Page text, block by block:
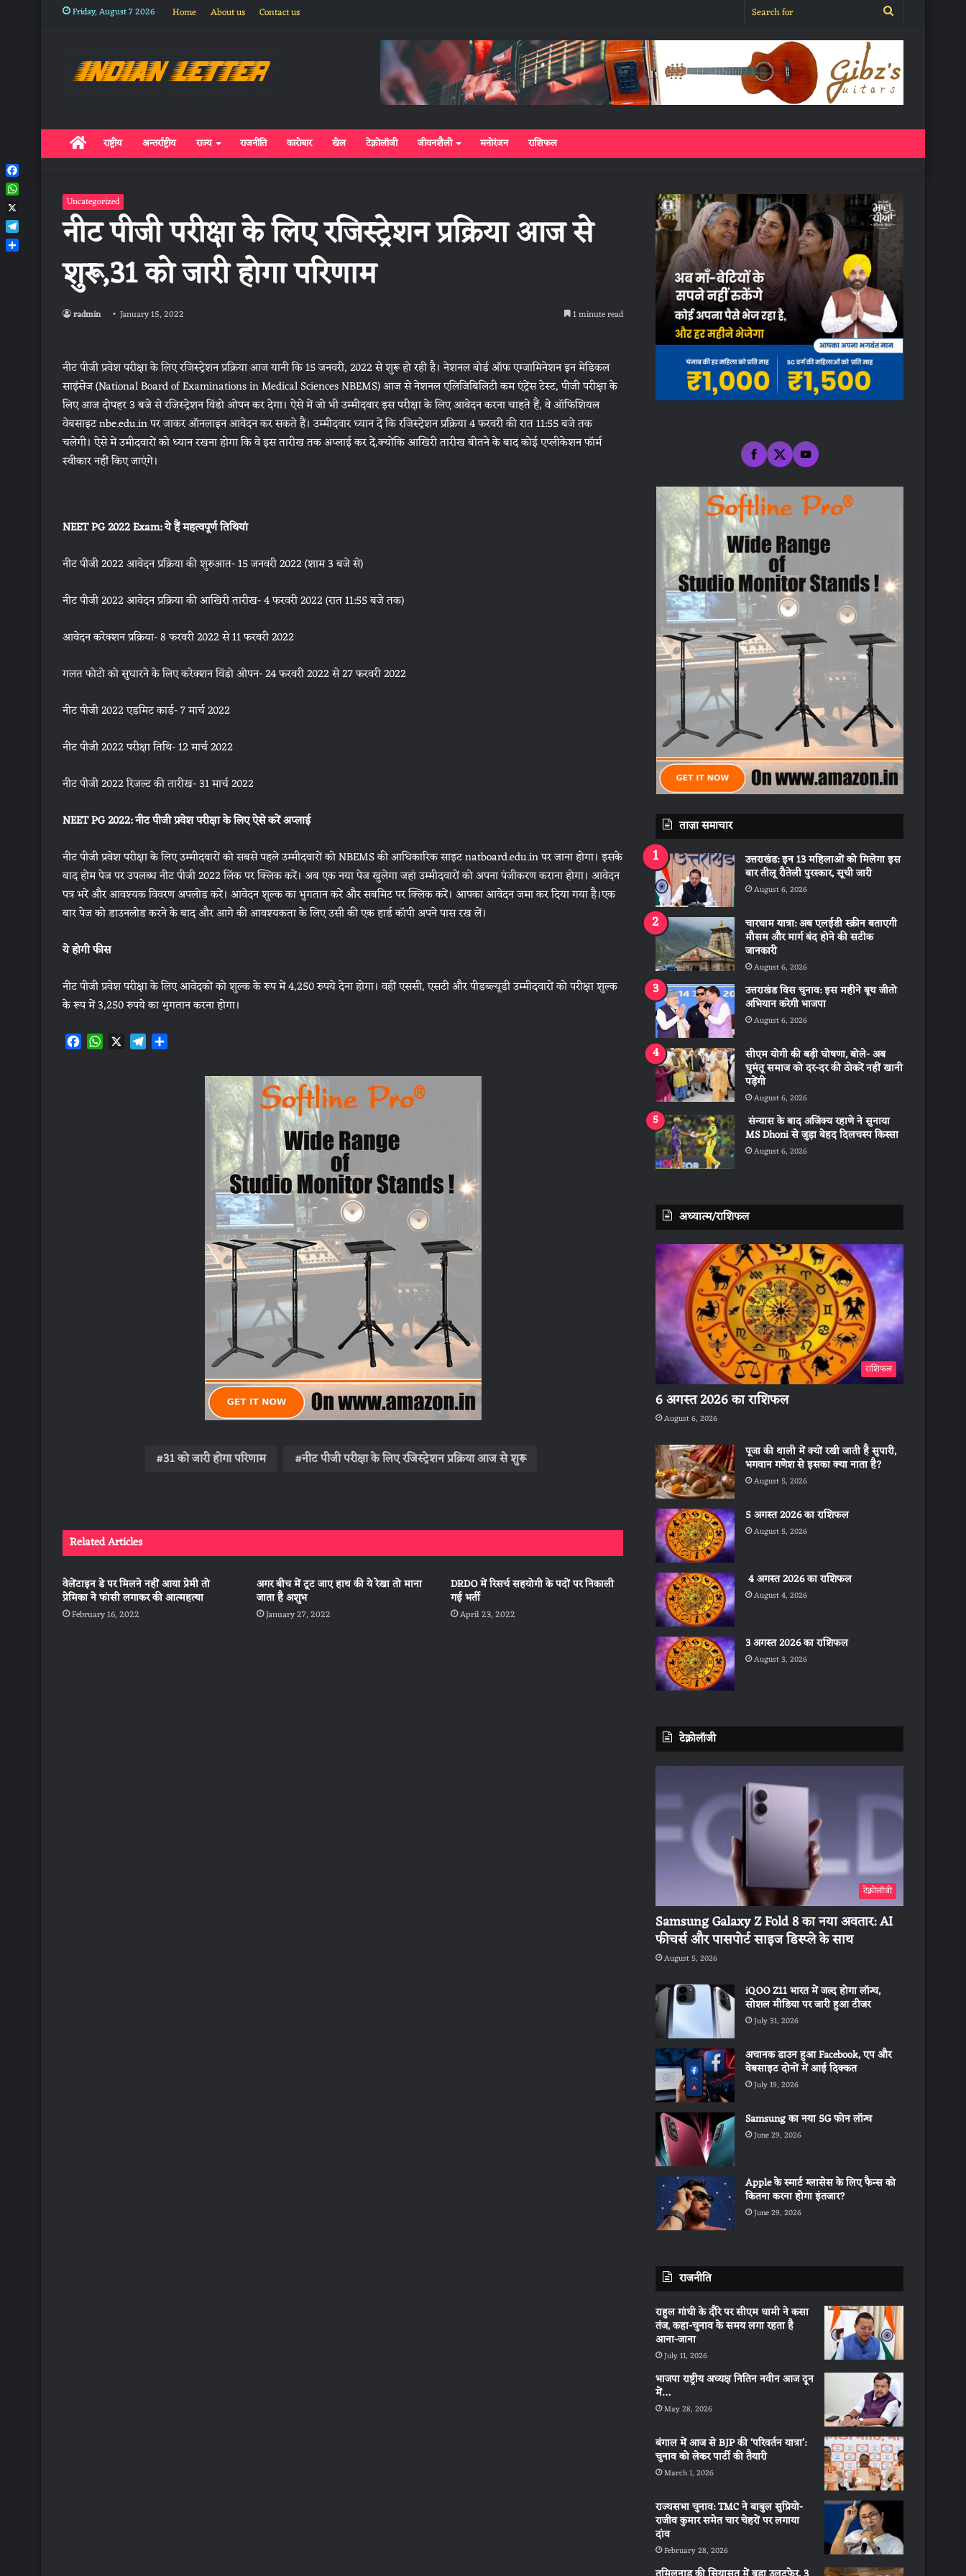
Friday, August 7 2026 Home About us Contact us
Search
for
Homeराष्ट्रीय अन्तर्राष्ट्रीय राज्य राजनीति कारोबार खेल टेक्नोलॉजी जीवनशैली मनोरंजन राशिफल
Uncategorized
नीट पीजी परीक्षा के लिए रजिस्ट्रेशन प्रक्रिया आज से
शुरू,31 को जारी होगा परिणाम
radmin January 15, 2022 1 minute read
नीट पीजी प्रवेश परीक्षा के लिए रजिस्ट्रेशन प्रक्रिया आज यानी कि 15 जनवरी, 2022 से शुरू हो रही है। नेशनल बोर्ड ऑफ एग्जामिनेशन इन मेडिकल
साइंसेज (National Board of Examinations in Medical Sciences NBEMS) आज से नेशनल एलिजिबिलिटी कम एंट्रेंस टेस्ट, पीजी परीक्षा के
लिए आज दोपहर 3 बजे से रजिस्ट्रेशन विंडो ओपन कर देगा। ऐसे में जो भी उम्मीदवार इस परीक्षा के लिए आवेदन करना चाहते हैं, वे ऑफिशियल
वेबसाइट nbe.edu.in पर जाकर ऑनलाइन आवेदन कर सकते हैं। उम्मीदवार ध्यान दें कि रजिस्ट्रेशन प्रक्रिया 4 फरवरी की रात 11:55 बजे तक
चलेगी। ऐसे में उमीदवारों को ध्यान रखना होगा कि वे इस तारीख तक अप्लाई कर दें,क्योंकि आखिरी तारीख बीतने के बाद कोई एप्लीकेशन फॉर्म
स्वीकार नहीं किए जाएंगे।
NEET PG 2022 Exam: ये हैं महत्वपूर्ण तिथियां
नीट पीजी 2022 आवेदन प्रक्रिया की शुरुआत- 15 जनवरी 2022 (शाम 3 बजे से)
नीट पीजी 2022 आवेदन प्रक्रिया की आखिरी तारीख- 4 फरवरी 2022 (रात 11:55 बजे तक)
आवेदन करेक्शन प्रक्रिया- 8 फरवरी 2022 से 11 फरवरी 2022
गलत फोटो को सुधारने के लिए करेक्शन विंडो ओपन- 24 फरवरी 2022 से 27 फरवरी 2022
नीट पीजी 2022 एडमिट कार्ड- 7 मार्च 2022
नीट पीजी 2022 परीक्षा तिथि- 12 मार्च 2022
नीट पीजी 2022 रिजल्ट की तारीख- 31 मार्च 2022
NEET PG 2022: नीट पीजी प्रवेश परीक्षा के लिए ऐसे करें अप्लाई
नीट पीजी प्रवेश परीक्षा के लिए उम्मीदवारों को सबसे पहले उम्मीदवारों को NBEMS की आधिकारिक साइट natboard.edu.in पर जाना होगा। इसके
बाद होम पेज पर उपलब्ध नीट पीजी 2022 लिंक पर क्लिक करें। अब एक नया पेज खुलेगा जहां उम्मीदवारों को अपना पंजीकरण कराना होगा। आवेदन
पत्र भरें और आवश्यक विवरण अपलोड करें। आवेदन शुल्क का भुगतान करें और सबमिट पर क्लिक करें। आपका आवेदन जमा कर दिया गया है।एक
बार पेज को डाउनलोड करने के बाद और आगे की आवश्यकता के लिए उसी की एक हार्ड कॉपी अपने पास रख लें।
ये होगी फीस
नीट पीजी प्रवेश परीक्षा के लिए आवेदकों को शुल्क के रूप में 4,250 रुपये देना होगा। वहीं एससी, एसटी और पीडब्ल्यूडी उम्मीदवारों को परीक्षा शुल्क
के रूप में 3,250 रुपये का भुगतान करना होगा।
F W X T
31 को जारी होगा परिणाम नीट पीजी परीक्षा के लिए रजिस्ट्रेशन प्रक्रिया आज से शुरू
Related Articles
वेलेंटाइन डे पर मिलने नहीं आया प्रेमी तो
प्रेमिका ने फांसी लगाकर की आत्महत्या
February 16, 2022
अगर बीच में टूट जाए हाथ की ये रेखा तो माना
जाता है अशुभ
January 27, 2022
DRDO में रिसर्च सहयोगी के पदों पर निकाली
गई भर्ती
April 23, 2022
ताज़ा समाचार
उत्तराखंड: इन 13 महिलाओं को मिलेगा इस
बार तीलू रौतेली पुरस्कार, सूची जारी
August 6, 2026
चारधाम यात्रा: अब एलईडी स्क्रीन बताएगी
मौसम और मार्ग बंद होने की सटीक
जानकारी
August 6, 2026
उत्तराखंड विस चुनाव: इस महीने बूथ जीतो
अभियान करेगी भाजपा
August 6, 2026
सीएम योगी की बड़ी घोषणा, बोले- अब
घुमंतू समाज को दर-दर की ठोकरें नहीं खानी
पड़ेंगी
August 6, 2026
संन्यास के बाद अजिंक्‍य रहाणे ने सुनाया
MS Dhoni से जुड़ा बेहद दिलचस्प किस्सा
August 6, 2026
अध्यात्म/राशिफल
राशिफल
6 अगस्त 2026 का राशिफल
August 6, 2026
पूजा की थाली में क्यों रखी जाती है सुपारी,
भगवान गणेश से इसका क्या नाता है?
August 5, 2026
5 अगस्त 2026 का राशिफल
August 5, 2026
4 अगस्त 2026 का राशिफल
August 4, 2026
3 अगस्त 2026 का राशिफल
August 3, 2026
टेक्नोलॉजी
टेक्नोलॉजी
Samsung Galaxy Z Fold 8 का नया अवतार: AI
फीचर्स और पासपोर्ट साइज डिस्प्ले के साथ
August 5, 2026
iQOO Z11 भारत में जल्द होगा लॉन्च,
सोशल मीडिया पर जारी हुआ टीजर
July 31, 2026
अचानक डाउन हुआ Facebook, एप और
वेबसाइट दोनों में आई दिक्कत
July 19, 2026
Samsung का नया 5G फोन लॉन्च
June 29, 2026
Apple के स्मार्ट ग्लासेस के लिए फैन्स को
कितना करना होगा इंतजार?
June 29, 2026
राजनीति
राहुल गांधी के दौरे पर सीएम धामी ने कसा
तंज, कहा-चुनाव के समय लगा रहता है
आना-जाना
July 11, 2026
भाजपा राष्ट्रीय अध्यक्ष नितिन नवीन आज दून
में…
May 28, 2026
बंगाल में आज से BJP की ‘परिवर्तन यात्रा’:
चुनाव को लेकर पार्टी की तैयारी
March 1, 2026
राज्यसभा चुनाव: TMC ने बाबुल सुप्रियो-
राजीव कुमार समेत चार चेहरों पर लगाया
दांव
February 28, 2026
Facebook
WhatsApp
X
Telegram